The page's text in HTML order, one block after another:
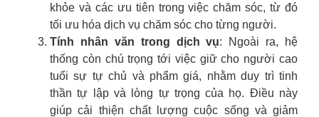
khỏe và các ưu tiên trong việc chăm sóc, từ đó
tối ưu hóa dịch vụ chăm sóc cho từng người.
Tính nhân văn trong dịch vụ: Ngoài ra, hệ
thống còn chú trọng tới việc giữ cho người cao
tuổi sự tự chủ và phẩm giá, nhằm duy trì tinh
thần tự lập và lòng tự trọng của họ. Điều này
giúp cải thiện chất lượng cuộc sống và giảm